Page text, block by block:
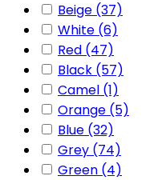
Beige (37)
White (6)
Red (47)
Black (57)
Camel (1)
Orange (5)
Blue (32)
Grey (74)
Green (4)